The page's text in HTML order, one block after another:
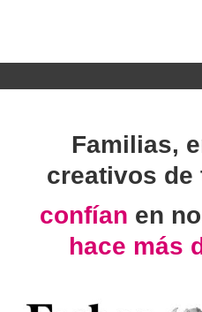
Familias,
creativos de
confían en
hace más